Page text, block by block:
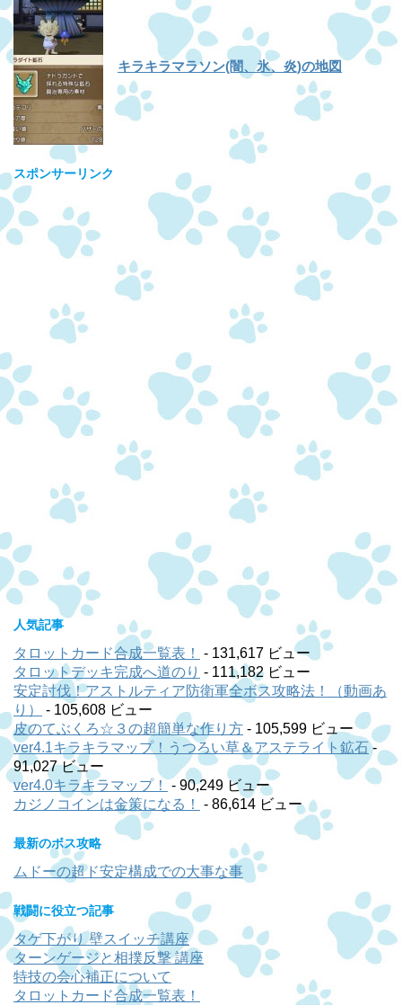
キラキラマラソン(闇、氷、炎)の地図
スポンサーリンク
人気記事
タロットカード合成一覧表！
- 131,617 ビュー
タロットデッキ完成へ道のり - 111,182 ビュー
安定討伐！アストルティア防衛軍全ボス攻略法！（動画あ
り）
- 105,608 ビュー
皮のてぶくろ☆３の超簡単な作り方 - 105,599 ビュー
ver4.1キラキラマップ！うつろい草＆アステライト鉱石-
91,027 ビュー
ver4.0キラキラマップ！
- 90,249 ビュー
カジノコインは金策になる！
- 86,614 ビュー
最新のボス攻略
ムドーの超ド安定構成での大事な事
戦闘に役立つ記事
タゲ下がり 壁スイッチ講座
ターンゲージと相撲反撃 講座
特技の会心補正について
タロットカード合成一覧表！